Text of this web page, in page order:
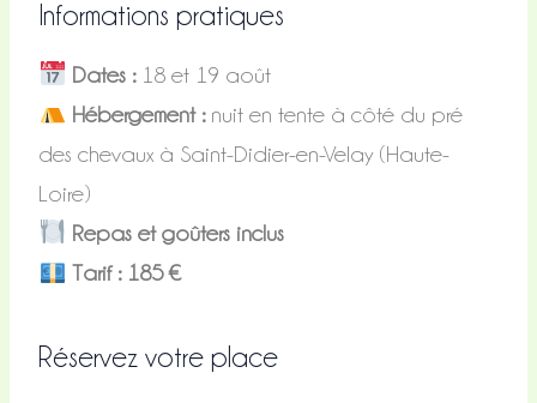
Informations pratiques
Dates :18 et 19 août
Hébergement :nuit en tente à côté du pré
des chevaux à Saint-Didier-en-Velay (Haute-
Loire)
Repas et goûters inclus
Tarif : 185 €
Réservez votre place